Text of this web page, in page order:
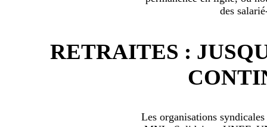
des
RETRAITES :
Les organisations